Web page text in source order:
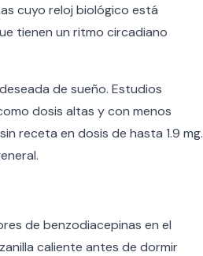
cuyo reloj biológico está
tienen un ritmo circadiano
de sueño. Estudios
dosis altas y con menos
receta en dosis de hasta 1.9 mg.
de benzodiacepinas en el
caliente antes de dormir